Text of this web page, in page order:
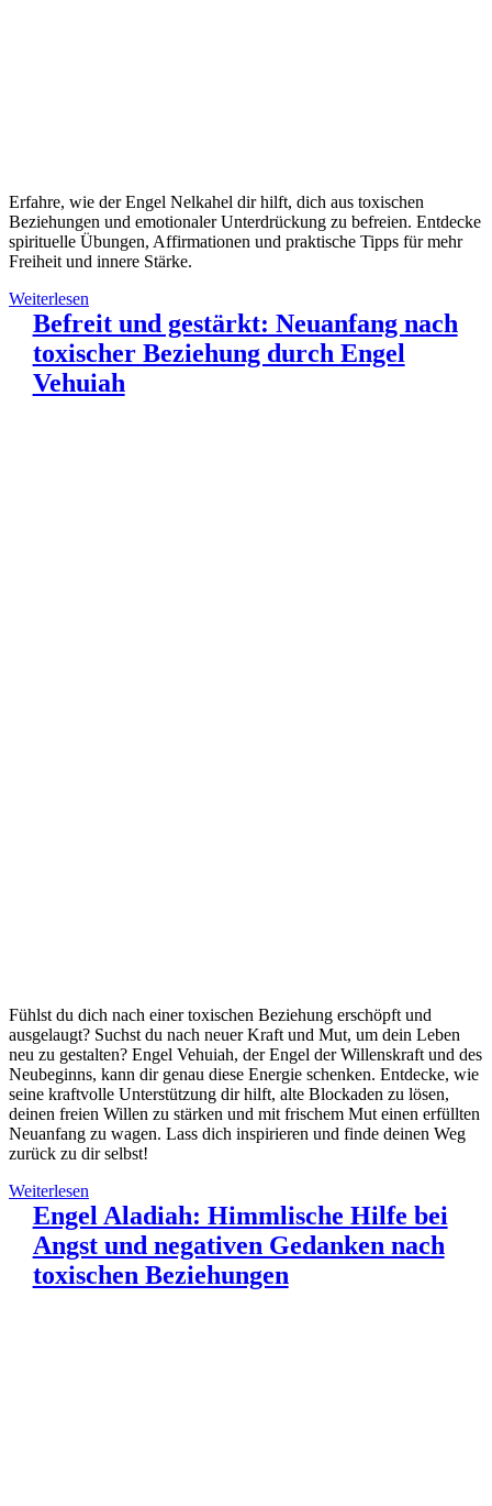
Erfahre, wie der Engel Nelkahel dir hilft, dich aus toxischen
Beziehungen und emotionaler Unterdrückung zu befreien. Entdecke
spirituelle Übungen, Affirmationen und praktische Tipps für mehr
Freiheit und innere Stärke.
Weiterlesen
Befreit und gestärkt: Neuanfang nach
toxischer Beziehung durch Engel
Vehuiah
Fühlst du dich nach einer toxischen Beziehung erschöpft und
ausgelaugt? Suchst du nach neuer Kraft und Mut, um dein Leben
neu zu gestalten? Engel Vehuiah, der Engel der Willenskraft und des
Neubeginns, kann dir genau diese Energie schenken. Entdecke, wie
seine kraftvolle Unterstützung dir hilft, alte Blockaden zu lösen,
deinen freien Willen zu stärken und mit frischem Mut einen erfüllten
Neuanfang zu wagen. Lass dich inspirieren und finde deinen Weg
zurück zu dir selbst!
Weiterlesen
Engel Aladiah: Himmlische Hilfe bei
Angst und negativen Gedanken nach
toxischen Beziehungen